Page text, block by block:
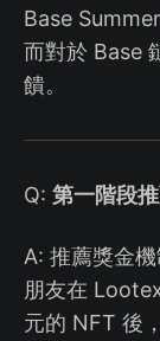
Base
而對於 Base
饋。
Q: 第一階段
A: 推薦獎金
朋友在
元的 NFT 後